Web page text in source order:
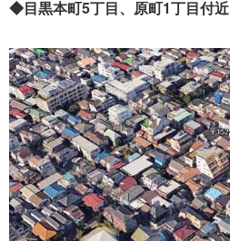
◆目黒本町5丁目、原町1丁目付近